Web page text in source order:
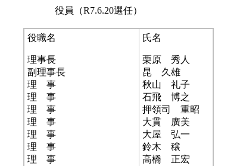
役員（R7.6.20選任）
役職名
理事長
副理事長
理 事
理 事
理 事
理 事
理 事
理 事
理 事
氏名
栗原 秀人
昆 久雄
秋山 礼子
石飛 博之
押領司 重昭
大貫 廣美
大屋 弘一
鈴木 穣
高橋 正宏